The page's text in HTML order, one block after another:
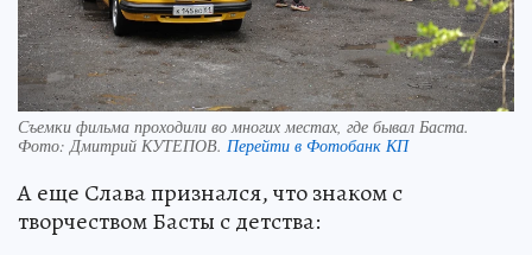
Съемки фильма проходили во многих местах, где бывал Баста.
Фото:Дмитрий КУТЕПОВ. Перейти в Фотобанк КП
А еще Слава признался, что знаком с
творчеством Басты с детства: